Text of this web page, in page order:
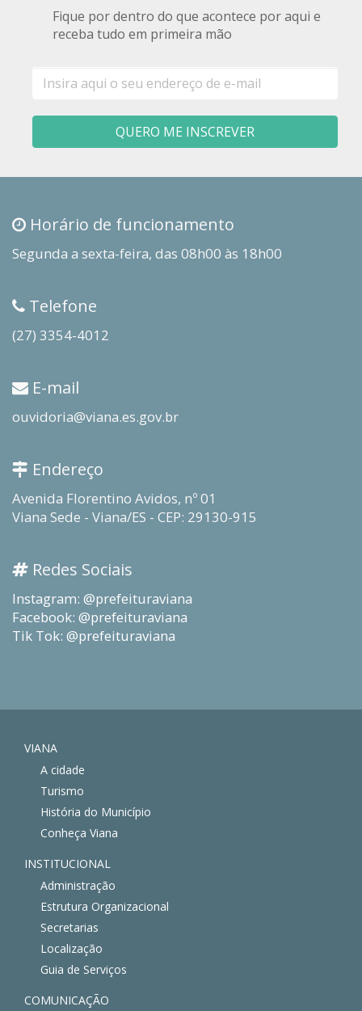
Fique por dentro do que acontece por aqui e
receba tudo em primeira mão
mail
QUERO ME INSCREVER
Horário de funcionamento
Segunda a sexta-feira, das 08h00 às 18h00
Telefone
(27) 3354-4012
E-mail
ouvidoria@viana.es.gov.br
Endereço
Avenida Florentino Avidos, nº 01
Viana Sede - Viana/ES - CEP: 29130-915
Redes Sociais
Instagram: @prefeituraviana
Facebook: @prefeituraviana
Tik Tok: @prefeituraviana
VIANA
A cidade
Turismo
História do Município
Conheça Viana
INSTITUCIONAL
Administração
Estrutura Organizacional
Secretarias
Localização
Guia de Serviços
COMUNICAÇÃO